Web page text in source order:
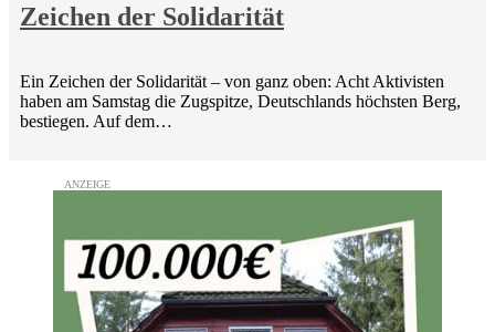
Zeichen der Solidarität
Ein Zeichen der Solidarität – von ganz oben: Acht Aktivisten
haben am Samstag die Zugspitze, Deutschlands höchsten Berg,
bestiegen. Auf dem…